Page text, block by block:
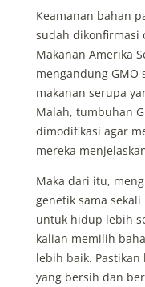
Keamanan bahan
sudah dikonfirmasi
Makanan Amerika
mengandung GMO
makanan serupa
Malah, tumbuhan
dimodifikasi agar
mereka
Maka dari itu,
genetik sama
untuk hidup lebih
kalian memilih
lebih baik.
yang bersih dan